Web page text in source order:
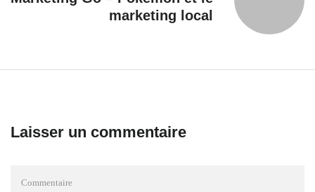
marketing local
Laisser un commentaire